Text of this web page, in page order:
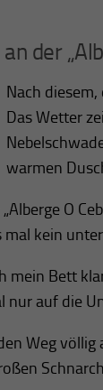
der
Nach
Das Wetter
warmen
O
mal kein
mein Bett
nur auf die
Weg